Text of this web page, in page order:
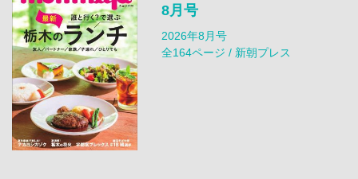
8月号
2026年8月号
全164ページ / 新朝プレス